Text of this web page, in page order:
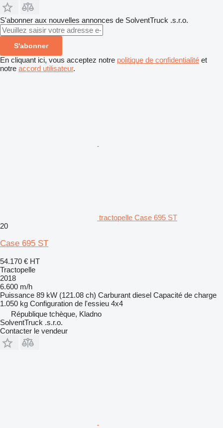
S'abonner aux nouvelles annonces de SolventTruck .s.r.o.
S'abonner
En cliquant ici, vous acceptez notre politique de confidentialité et
notre accord utilisateur.
tractopelle Case 695 ST
20
Case 695 ST
54.170 € HT
Tractopelle
2018
6.600 m/h
Puissance 89 kW (121.08 ch) Carburant diesel Capacité de charge
1.050 kg Configuration de l'essieu 4x4
République tchèque, Kladno
SolventTruck .s.r.o.
Contacter le vendeur